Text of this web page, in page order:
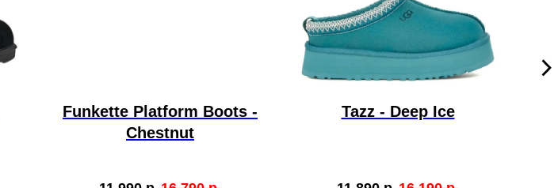
Funkette Platform Boots -
Chestnut
Tazz - Deep Ice